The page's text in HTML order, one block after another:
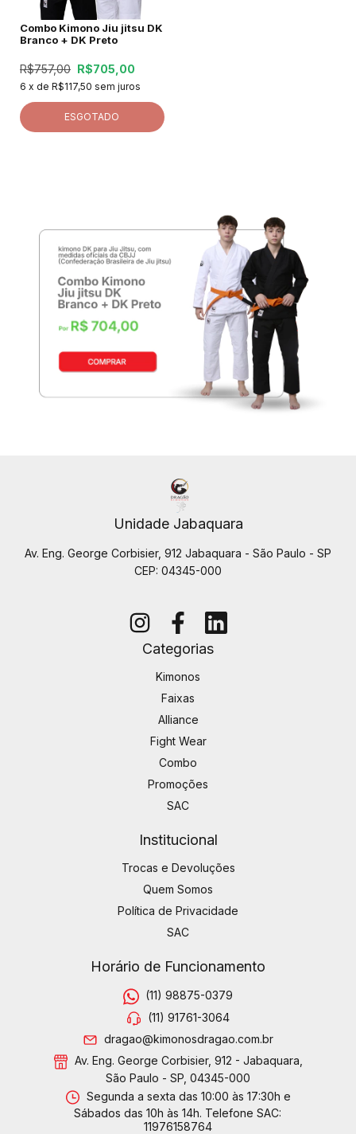
Combo Kimono Jiu jitsu DK
Branco + DK Preto
R$757,00 R$705,00
6 x de R$117,50 sem juros
ESGOTADO
Unidade Jabaquara
Av. Eng. George Corbisier, 912 Jabaquara - São Paulo - SP
CEP: 04345-000
Categorias
Kimonos
Faixas
Alliance
Fight Wear
Combo
Promoções
SAC
Institucional
Trocas e Devoluções
Quem Somos
Política de Privacidade
SAC
Horário de Funcionamento
(11) 98875-0379
(11) 91761-3064
dragao@kimonosdragao.com.br
Av. Eng. George Corbisier, 912 - Jabaquara,
São Paulo - SP, 04345-000
Segunda a sexta das 10:00 às 17:30h e
Sábados das 10h às 14h. Telefone SAC:
11976158764